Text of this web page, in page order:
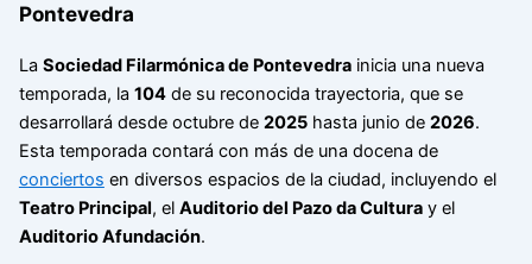
Pontevedra
La Sociedad Filarmónica de Pontevedrainicia una nueva
temporada, la 104de su reconocida trayectoria, que se
desarrollará desde octubre de 2025hasta junio de 2026.
Esta temporada contará con más de una docena de
conciertos en diversos espacios de la ciudad, incluyendo el
Teatro Principal, el Auditorio del Pazo da Culturay el
Auditorio Afundación.